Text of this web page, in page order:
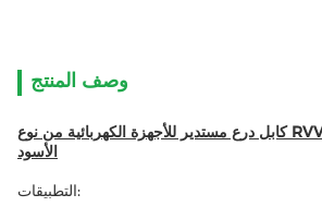
وصف المنتج
كابل درع مستدير للأجهزة الكهربائية من نوع RVV مع شهادة CE باللون
الأسود
التطبيقات: